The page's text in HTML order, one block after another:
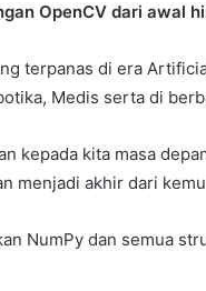
OpenCV dari awal
terpanas di era
Medis serta di
kepada kita masa
menjadi akhir dari
NumPy dan semua